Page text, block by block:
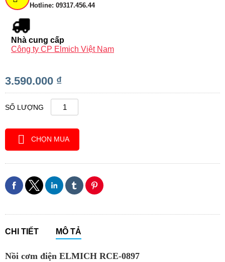
Hotline: 09317.456.44
Nhà cung cấp
Công ty CP Elmich Việt Nam
3.590.000 ₫
SỐ LƯỢNG
CHỌN MUA
CHI TIẾT MÔ TẢ
Nồi cơm điện ELMICH RCE-0897